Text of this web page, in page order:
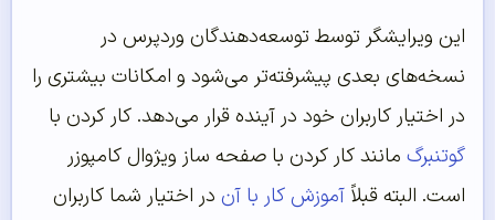
این ویرایشگر توسط توسعه‌دهندگان وردپرس در
نسخه‌‌‌‌‌های بعدی پیشرفته‌تر می‌شود و امکانات بیشتری را
در اختیار کاربران خود در آینده قرار می‌دهد. کار کردن با
گوتنبرگ مانند کار کردن با صفحه ساز ویژوال کامپوزر
است. البته قبلاً آموزش کار با آن در اختیار شما کاربران